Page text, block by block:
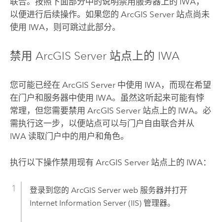
以便进行后续操作。如果您的 ArcGIS Server站点尚未
使用 IWA，则可跳过此部分。
禁用 ArcGIS Server站点上的 IWA
您可能已经在 ArcGIS Server中使用 IWA，而现在希望
在门户和服务器中使用 IWA。虽然这听起来可能有悖
常理，但您需要禁用 ArcGIS Server站点上的 IWA。必
需执行这一步，以便站点可以与门户自由联合并从
IWA 读取门户中的用户和角色。
执行以下操作禁用现有 ArcGIS Server站点上的 IWA：
登录到您的 ArcGIS Serverweb 服务器并打开
Internet Information Server (IIS)管理器。